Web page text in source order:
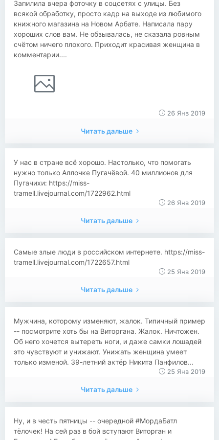
Запилила вчера фоточку в соцсетях с улицы. Без
всякой обработку, просто кадр на выходе из любимого
книжного магазина на Новом Арбате. Написала пару
хороших слов вам. Не обзывалась, не сказала ровным
счётом ничего плохого. Приходит красивая женщина в
комментарии....
26 Янв 2019
Читать дальше
У нас в стране всё хорошо. Настолько, что помогать
нужно только Аллочке Пугачёвой. 40 миллионов для
Пугачихи: https://miss-
tramell.livejournal.com/1722962.html
26 Янв 2019
Читать дальше
Самые злые люди в российском интернете. https://miss-
tramell.livejournal.com/1722657.html
25 Янв 2019
Читать дальше
Мужчина, которому изменяют, жалок. Типичный пример
-- посмотрите хоть бы на Виторгана. Жалок. Ничтожен.
Об него хочется вытереть ноги, и даже самки лошадей
это чувствуют и унижают. Унижать женщина умеет
только изменой. 39-летний актёр Никита Панфилов...
25 Янв 2019
Читать дальше
​​Ну, и в честь пятницы -- очередной #МордаБатл
тёлочек! На сей раз в бой вступают Виторган и